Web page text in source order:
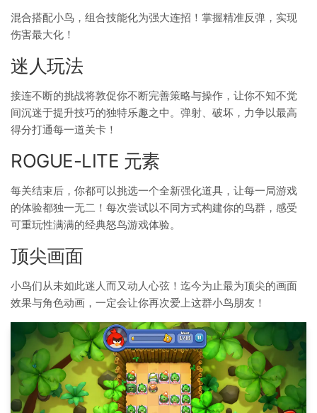
混合搭配小鸟，组合技能化为强大连招！掌握精准反弹，实现
伤害最大化！
迷人玩法
接连不断的挑战将敦促你不断完善策略与操作，让你不知不觉
间沉迷于提升技巧的独特乐趣之中。弹射、破坏，力争以最高
得分打通每一道关卡！
ROGUE-LITE 元素
每关结束后，你都可以挑选一个全新强化道具，让每一局游戏
的体验都独一无二！每次尝试以不同方式构建你的鸟群，感受
可重玩性满满的经典怒鸟游戏体验。
顶尖画面
小鸟们从未如此迷人而又动人心弦！迄今为止最为顶尖的画面
效果与角色动画，一定会让你再次爱上这群小鸟朋友！